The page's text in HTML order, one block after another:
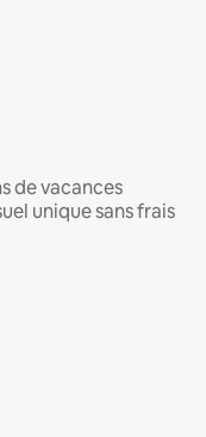
de vacances
unique sans frais